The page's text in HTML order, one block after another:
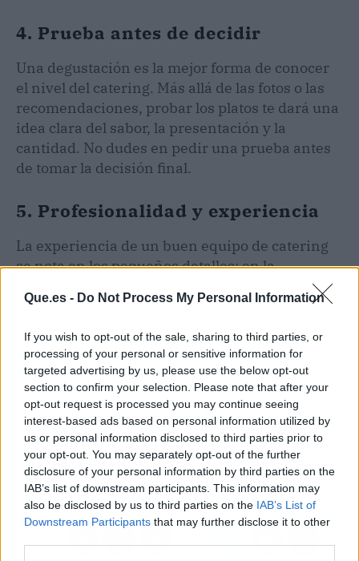
Que.es - Do Not Process My Personal Information
If you wish to opt-out of the sale, sharing to third parties, or
processing of your personal or sensitive information for
targeted advertising by us, please use the below opt-out
section to confirm your selection. Please note that after your
opt-out request is processed you may continue seeing
interest-based ads based on personal information utilized by
us or personal information disclosed to third parties prior to
your opt-out. You may separately opt-out of the further
disclosure of your personal information by third parties on the
IAB’s list of downstream participants. This information may
also be disclosed by us to third parties on the IAB’s List of
Downstream Participants that may further disclose it to other
4. Prueba antes de decidir
Una degustación es la mejor forma de conocer
el nivel del catering. Más allá de las fotos o las
recomendaciones, probar los platos te dará una
idea clara del sabor, la presentación y la
cantidad. No dudes en pedir una prueba antes
de tomar la decisión final.
5. Profesionalidad y experiencia
La experiencia de un buen equipo de catering
se nota en los pequeños detalles: en la
puntualidad, en la organización del personal,
en cómo resuelven imprevistos. Busca
hayan trabajado en eventos similares al tuyo.
Artículo anterior
La raíz que barre la
consúmela así a diario
Artículo siguiente
Gilead desarrolla un
identificar el 70% de los
no diagnosticados